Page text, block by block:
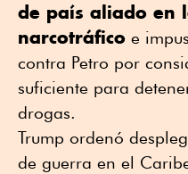
de país aliado en
narcotráfico e
contra Petro por
suficiente para
drogas.
Trump ordenó
de guerra en el